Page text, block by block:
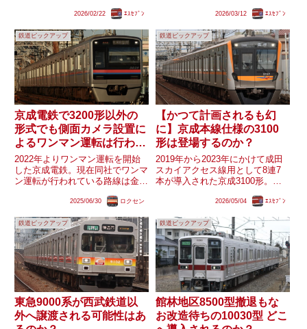
たが、現時点で681系も0番台3編
ます。廃車もストップしています
が、しらさぎ号の...
2026/02/22 ｴｽｾﾌﾞﾝ
車両には、急行「陸中」用として
車のキハ110系0番台が使用...
2026/03/12 ｴｽｾﾌﾞﾝ
鉄道ピックアップ
京成電鉄で3200形以外の
形式でも側面カメラ設置に
よるワンマン運転は行われ
るのか？
2022年よりワンマン運転を開始
した京成電鉄。現在同社でワンマ
ン運転が行われている路線は金町
ている芝山鉄道線がありますが、
が非常に中途半端な運行形態とな
っています。(関連記事)2月...
2025/06/30 ロクセン
鉄道ピックアップ
【かつて計画されるも幻
に】京成本線仕様の3100
形は登場するのか？
2019年から2023年にかけて成田
スカイアクセス線用として8連7
本が導入された京成3100形。同
取組計画書にて2024年度に6連2
ており、これは京成本線系統に導
入されるものとみ...
2026/05/04 ｴｽｾﾌﾞﾝ
鉄道ピックアップ
東急9000系が西武鉄道以
外へ譲渡される可能性はあ
鉄道ピックアップ
館林地区8500型撤退もな
お改造待ちの10030型 どこ